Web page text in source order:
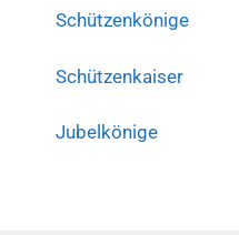
Schützenkönige
Schützenkaiser
Jubelkönige